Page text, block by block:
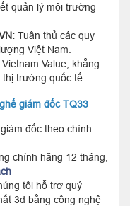
quản lý môi trường
Tuân thủ các quy
Việt Nam.
Vietnam Value, khẳng
trường quốc tế.
giám đốc TQ33
đốc theo chính
chính hãng 12 tháng,
tôi hỗ trợ quý
3d bằng công nghệ